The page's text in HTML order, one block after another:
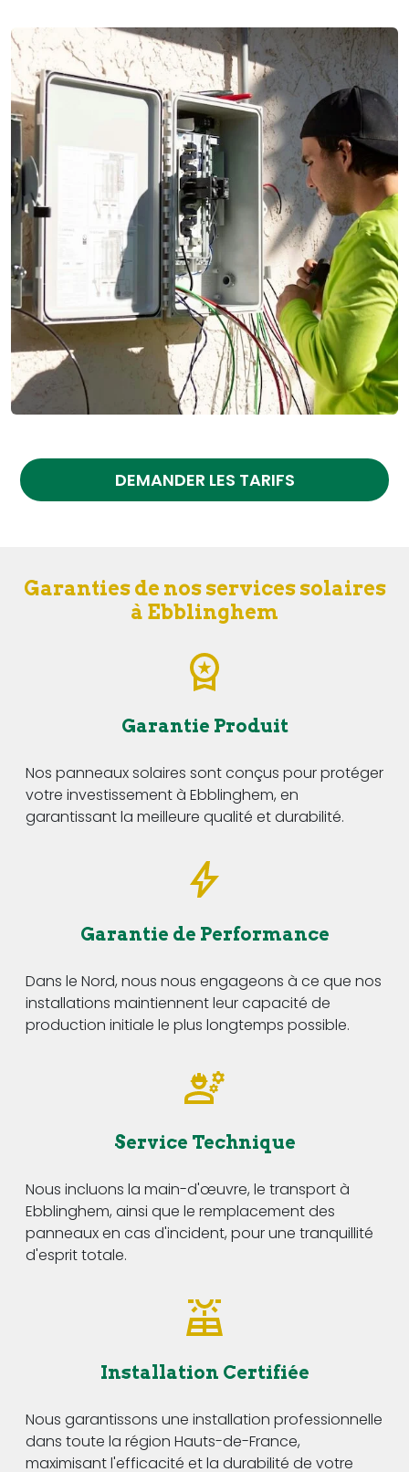
DEMANDER LES TARIFS
Garanties de nos services solaires
à Ebblinghem
Garantie Produit
Nos panneaux solaires sont conçus pour protéger
votre investissement à Ebblinghem, en
garantissant la meilleure qualité et durabilité.
Garantie de Performance
Dans le Nord, nous nous engageons à ce que nos
installations maintiennent leur capacité de
production initiale le plus longtemps possible.
Service Technique
Nous incluons la main-d'œuvre, le transport à
Ebblinghem, ainsi que le remplacement des
panneaux en cas d'incident, pour une tranquillité
d'esprit totale.
Installation Certifiée
Nous garantissons une installation professionnelle
dans toute la région Hauts-de-France,
maximisant l'efficacité et la durabilité de votre